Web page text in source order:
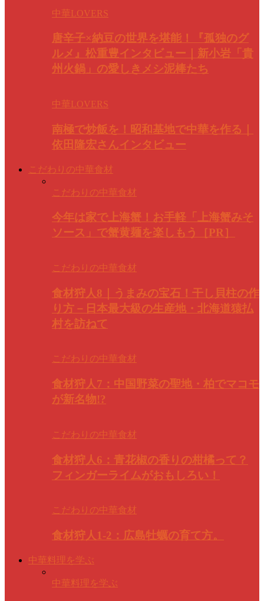
中華LOVERS
唐辛子×納豆の世界を堪能！『孤独のグ
ルメ』松重豊インタビュー｜新小岩「貴
州火鍋」の愛しきメシ泥棒たち
中華LOVERS
南極で炒飯を！昭和基地で中華を作る｜
依田隆宏さんインタビュー
こだわりの中華食材
こだわりの中華食材
今年は家で上海蟹！お手軽「上海蟹みそ
ソース」で蟹黄麺を楽しもう［PR］
こだわりの中華食材
食材狩人8｜うまみの宝石！干し貝柱の作
り方－日本最大級の生産地・北海道猿払
村を訪ねて
こだわりの中華食材
食材狩人7：中国野菜の聖地・柏でマコモ
が新名物!?
こだわりの中華食材
食材狩人6：青花椒の香りの柑橘って？
フィンガーライムがおもしろい！
こだわりの中華食材
食材狩人1-2：広島牡蠣の育て方。
中華料理を学ぶ
中華料理を学ぶ